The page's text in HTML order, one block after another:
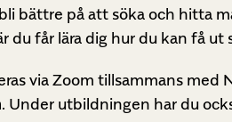
bättre på att söka och hitta
får lära dig hur du kan få
via Zoom tillsammans med
. Under utbildningen har du